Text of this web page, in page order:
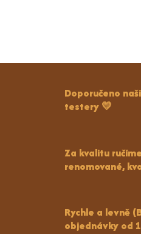
Doporučeno
testery 💛
Za kvalitu
renomované,
Rychle a levně
objednávky od